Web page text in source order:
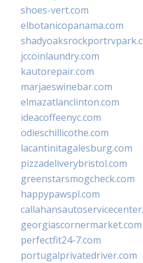
shoes-vert.com
elbotanicopanama.com
jccoinlaundry.com
kautorepair.com
marjaeswinebar.com
elmazatlanclinton.com
ideacoffeenyc.com
odieschillicothe.com
lacantinitagalesburg.com
pizzadeliverybristol.com
greenstarsmogcheck.com
happypawspl.com
georgiascornermarket.com
perfectfit24-7.com
portugalprivatedriver.com